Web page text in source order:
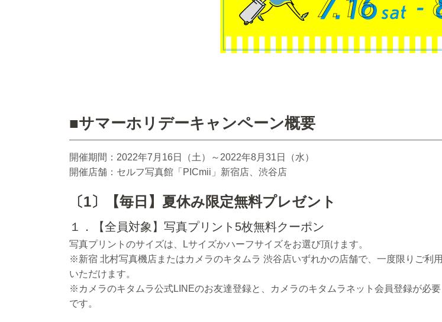
■サマーホリデーキャンペーン概要
開催期間：2022年7月16日（土）～2022年8月31日（水）
開催店舗：セルフ写真館「PICmii」新宿店、渋谷店
〔1〕【毎日】夏休み限定無料プレゼント
１．【全員対象】写真プリント5枚無料クーポン
写真プリントのサイズは、Lサイズかハーフサイズをお選び頂けます。
※新宿 北村写真機店またはカメラのキタムラ 渋谷店いずれかの店舗で、一度限りご利用
いただけます。
※カメラのキタムラ公式LINEのお友達登録と、カメラのキタムラネット会員登録が必要
です。